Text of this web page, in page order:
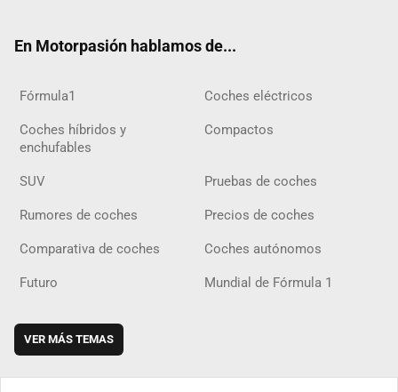
En Motorpasión hablamos de...
Fórmula1 Coches eléctricos
Coches híbridos y
enchufables
Compactos
SUV Pruebas de coches
Rumores de coches Precios de coches
Comparativa de coches Coches autónomos
Futuro Mundial de Fórmula 1
VER MÁS TEMAS